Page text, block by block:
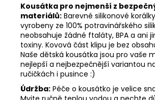
Kousátka pro nejmenší z
materiálů: Barevné silikonové
vyrobeny ze 100% potravinářského
neobsahuje žádné ftaláty, BPA a ani
toxiny. Kovová část klipu je bez
Naše dětská kousátka jsou pro vaše
nejlepší a nejbezpečnější variantou
ručičkách i pusince :)
Údržba: Péče o kousátko je velice